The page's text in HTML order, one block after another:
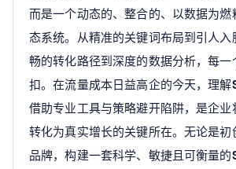
而是一个动态的、整合的、以数据为燃
态系统。从精准的关键词布局到引人入
畅的转化路径到深度的数据分析，每一
扣。在流量成本日益高企的今天，理解
借助专业工具与策略避开陷阱，是企业
转化为真实增长的关键所在。无论是初
品牌，构建一套科学、敏捷且可衡量的